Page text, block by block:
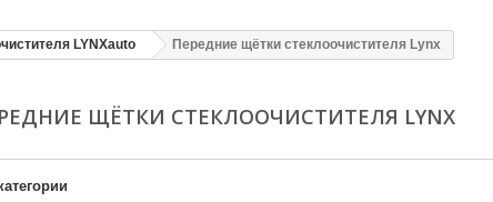
LYNXauto Передние щётки стеклоочистителя Lynx
ЩЁТКИ СТЕКЛООЧИСТИТЕЛЯ LYNX